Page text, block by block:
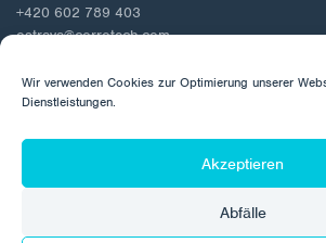
Wir verwenden Cookies zur Optimierung unserer
Dienstleistungen.
Akzeptieren
Abfälle
+420 602 789 403
ostrava@corrotech.com
© 2026 Corrotech